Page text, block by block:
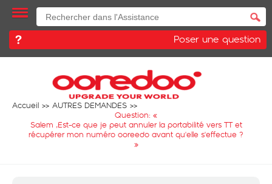
Poser une question
Accueil
AUTRES DEMANDES
Question: «
Salem ,Est-ce que je peut annuler la portabilité vers TT et
récupérer mon numéro ooreedo avant qu'elle s'effectue ?
»